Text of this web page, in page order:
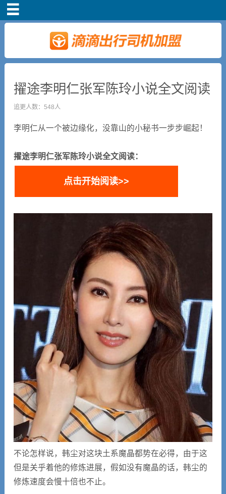
车主注册
补贴政策
小说短剧
擢途李明仁张军陈玲小说全文阅读
追更人数：548人
李明仁从一个被边缘化，没靠山的小秘书一步步崛起！
擢途李明仁张军陈玲小说全文阅读：
点击开始阅读>>
不论怎样说，韩尘对这块土系魔晶都势在必得，由于这
但是关乎着他的修炼进展，假如没有魔晶的话，韩尘的
修炼速度会慢十倍也不止。